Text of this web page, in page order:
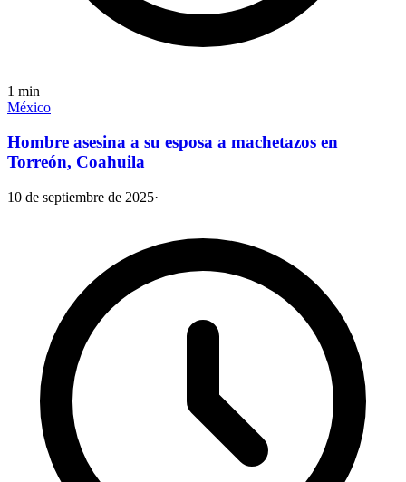
1 min
México
Hombre asesina a su esposa a machetazos en
Torreón, Coahuila
10 de septiembre de 2025·